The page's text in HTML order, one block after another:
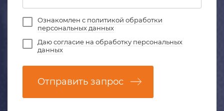
Ознакомлен с политикой обработки
персональных данных
Даюсогласие на обработку персональных
данных
Отправить запрос